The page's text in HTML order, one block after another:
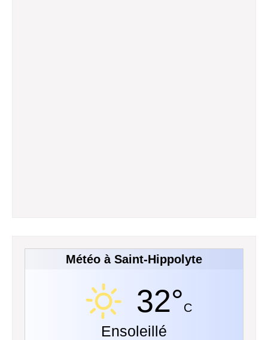
Météo à Saint-Hippolyte
32°C
Ensoleillé